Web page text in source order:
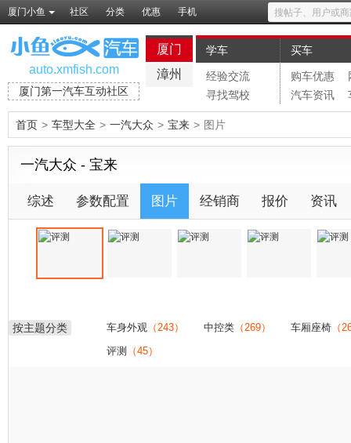
厦门小鱼 社区 分类 优惠 手机
auto.xmfish.com
厦门第一汽车互动社区
厦门
漳州
学车
经验交流
寻找驾校
买车
购车优惠
汽车资讯
首页 > 车型大全 > 一汽大众 > 宝来 > 图片
一汽大众 - 宝来
综述 参数配置 图片 经销商 报价 资讯
按主题分类 车身外观 （243） 中控类 （269） 车厢座椅 （
评测
（45）